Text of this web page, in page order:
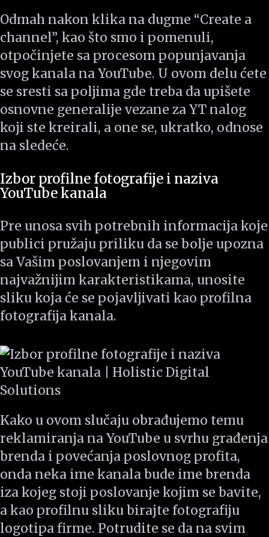
Odmah nakon klika na dugme “Create a
channel”, kao što smo i pomenuli,
otpočinjete sa procesom popunjavanja
svog kanala na YouTube. U ovom delu ćete
se sresti sa poljima gde treba da upišete
osnovne generalije vezane za YT nalog
koji ste kreirali, a one se, ukratko, odnose
na sledeće.
Izbor profilne fotografije i naziva
YouTube kanala
Pre unosa svih potrebnih informacija koje
publici pružaju priliku da se bolje upozna
sa Vašim poslovanjem i njegovim
najvažnijim karakteristikama, unosite
sliku koja će se pojavljivati kao profilna
fotografija kanala.
Kako u ovom slučaju obrađujemo temu
reklamiranja na YouTube u svrhu građenja
brenda i povećanja poslovnog profita,
onda neka ime kanala bude ime brenda
iza kojeg stoji poslovanje kojim se bavite,
a kao profilnu sliku birajte fotografiju
logotipa firme. Potrudite se da na svim